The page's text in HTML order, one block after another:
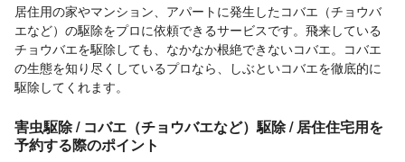
居住用の家やマンション、アパートに発生したコバエ（チョウバ
エなど）の駆除をプロに依頼できるサービスです。飛来している
チョウバエを駆除しても、なかなか根絶できないコバエ。コバエ
の生態を知り尽くしているプロなら、しぶといコバエを徹底的に
駆除してくれます。
害虫駆除 / コバエ（チョウバエなど）駆除 / 居住住宅用を
予約する際のポイント